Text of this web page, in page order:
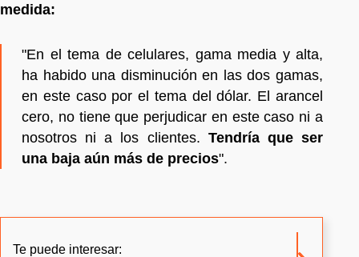
medida:
"En el tema de celulares, gama media y alta,
ha habido una disminución en las dos gamas,
en este caso por el tema del dólar. El arancel
cero, no tiene que perjudicar en este caso ni a
nosotros ni a los clientes. Tendría que ser
una baja aún más de precios".
Te puede interesar: